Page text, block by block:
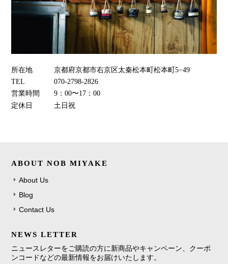
所在地
京都府京都市右京区太秦松本町松本町5−49
TEL
070-2798-2826
営業時間
9：00〜17：00
定休日
土日祝
ABOUT NOB MIYAKE
About Us
Blog
Contact Us
NEWS LETTER
ニュースレターをご購読の方に新商品やキャンペーン、クーポ
ンコードなどの最新情報をお届けいたします。